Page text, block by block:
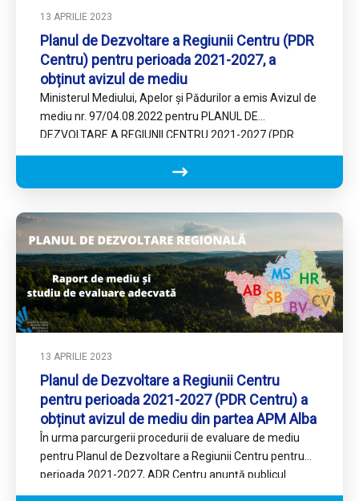
13 APRILIE 2023
Planul de Dezvoltare a Regiunii Centru (PDR
Centru) pentru perioada 2021-2027, a
obținut avizul de mediu
Ministerul Mediului, Apelor și Pădurilor a emis Avizul de
mediu nr. 97/04.08.2022 pentru PLANUL DE
DEZVOLTARE A REGIUNII CENTRU 2021-2027 (PDR
Centru) În urma parcurgerii procedurii de evaluare de
mediu, derulată de APM Alba în baza delegării de
competență nr.DEICP/17248/04.11.2021, Ministerul
97/04.08.2022 pentru Planul de
13 APRILIE 2023
Planul de Dezvoltare a Regiunii Centru
pentru perioada 2021-2027 (PDR Centru) a
obținut avizul de mediu din partea APM Alba
În urma parcurgerii procedurii de evaluare de mediu
pentru Planul de Dezvoltare a Regiunii Centru pentru
perioada 2021-2027, ADR Centru anunță publicul
interesat asupra deciziei APM Alba de emitere a